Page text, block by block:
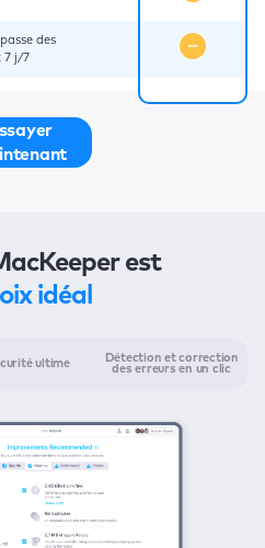
des
7 j/7
est
idéal
ultime
Détection et correction
des erreurs en un clic